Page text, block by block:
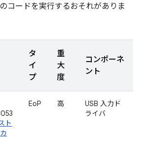
コードを実行するおそれがありま
タ
イ
プ
重
大
度
コンポーネ
ント
ト
EoP 高
USB 入力ド
ライバ